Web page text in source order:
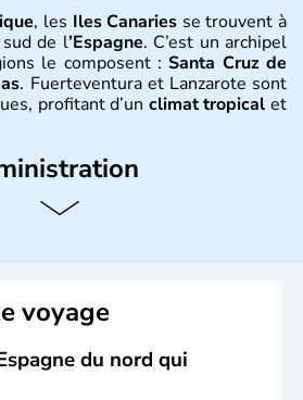
, les Iles Canaries se trouvent à
de l’Espagne. C’est un archipel
le composent :Santa Cruz de
. Fuerteventura et Lanzarote sont
profitant d’un climat tropical et
parties des 17 communautés
».
voyage
du nord qui